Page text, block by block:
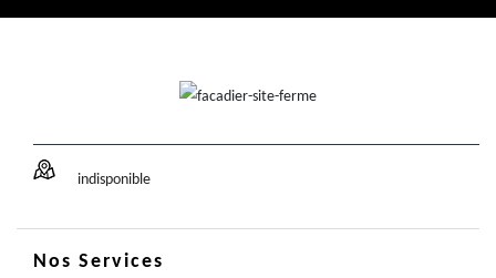
indisponible
Nos Services